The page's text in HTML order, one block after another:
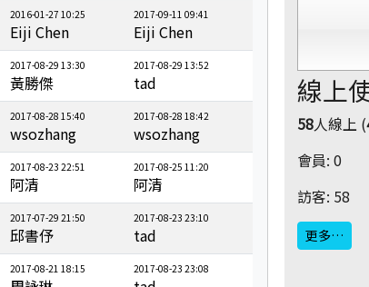
2016-01-27 10:25
Eiji Chen
2017-09-11 09:41
Eiji Chen
2017-08-29 13:30
黃勝傑
2017-08-29 13:52
tad
2017-08-28 15:40
wsozhang
2017-08-28 18:42
wsozhang
2017-08-23 22:51
阿清
2017-08-25 11:20
阿清
2017-07-29 21:50
邱書伃
2017-08-23 23:10
tad
2017-08-21 18:15 2017-08-23 23:08
線上
58人線上 (
會員: 0
訪客: 58
更多…